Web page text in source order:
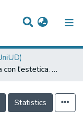
Fare scienza con l'estetica. L'epistemologia scientifica attraverso i discorsi e i movimenti dei visitatori in un contesto museale
Statistics